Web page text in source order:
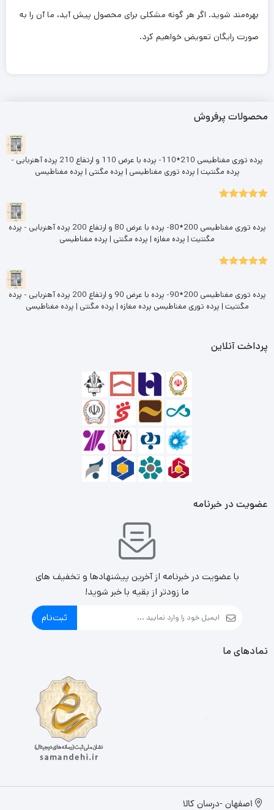
بهره‌مند شوید. اگر هر گونه مشکلی برای محصول پیش آید، ما آن را به
صورت رایگان تعویض خواهیم کرد.
محصولات پرفروش
پرده توری مغناطیسی 210*110- پرده با عرض 110 و ارتفاع 210 پرده آهنربایی -
پرده مگنتیت | پرده توری مغناطیسی | پرده مگنتی | پرده مغناطیسی
پرده توری مغناطیسی 200*80- پرده با عرض 80 و ارتفاع 200 پرده آهنربایی - پرده
مگنتیت | پرده مغازه | پرده مگنتی | پرده مغناطیسی
پرده توری مغناطیسی 200*90- پرده با عرض 90 و ارتفاع 200 پرده آهنربایی - پرده
مگنتیت | پرده توری مغناطیسی پرده مغازه | پرده مگنتی | پرده مغناطیسی
پرداخت آنلاین
عضویت در خبرنامه
با عضویت در خبرنامه از آخرین پیشنهادها و تخفیف های
ما زودتر از بقیه با خبر شوید!
ثبت‌نام
نمادهای ما
اصفهان -درسان کالا